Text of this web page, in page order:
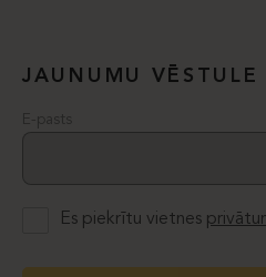
JAUNUMU VĒSTULE
E-pasts
Es piekrītu vietnes